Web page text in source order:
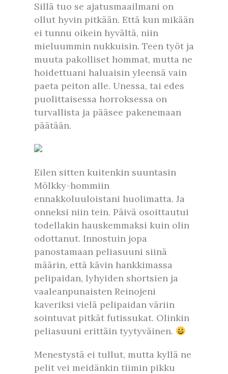
Sillä tuo se ajatusmaailmani on
ollut hyvin pitkään. Että kun mikään
ei tunnu oikein hyvältä, niin
mieluummin nukkuisin. Teen työt ja
muuta pakolliset hommat, mutta ne
hoidettuani haluaisin yleensä vain
paeta peiton alle. Unessa, tai edes
puolittaisessa horroksessa on
turvallista ja pääsee pakenemaan
päätään.
Eilen sitten kuitenkin suuntasin
Mölkky-hommiin
ennakkoluuloistani huolimatta. Ja
onneksi niin tein. Päivä osoittautui
todellakin hauskemmaksi kuin olin
odottanut. Innostuin jopa
panostamaan peliasuuni siinä
määrin, että kävin hankkimassa
pelipaidan, lyhyiden shortsien ja
vaaleanpunaisten Reinojeni
kaveriksi vielä pelipaidan väriin
sointuvat pitkät futissukat. Olinkin
peliasuuni erittäin tyytyväinen.
Menestystä ei tullut, mutta kyllä ne
pelit vei meidänkin tiimin pikku